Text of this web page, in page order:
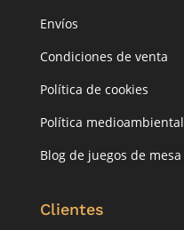
Envíos
Condiciones de venta
Política de cookies
Política medioambiental
Blog de juegos de mesa
Clientes